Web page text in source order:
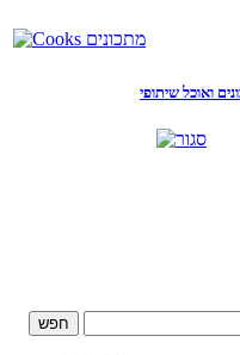
ואוכל שיתופי